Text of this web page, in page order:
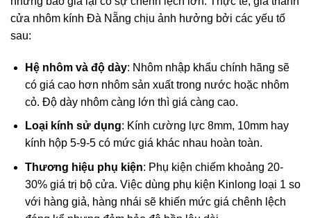
cửa nhôm kính Đà Nẵng chịu ảnh hưởng bởi các yếu tố
sau:
Hệ nhôm và độ dày: Nhôm nhập khẩu chính hãng sẽ
có giá cao hơn nhôm sản xuất trong nước hoặc nhôm
cỏ. Độ dày nhôm càng lớn thì giá càng cao.
Loại kính sử dụng: Kính cường lực 8mm, 10mm hay
kính hộp 5-9-5 có mức giá khác nhau hoàn toàn.
Thương hiệu phụ kiện: Phụ kiện chiếm khoảng 20-
30% giá trị bộ cửa. Việc dùng phụ kiện Kinlong loại 1 so
với hàng giả, hàng nhái sẽ khiến mức giá chênh lệch